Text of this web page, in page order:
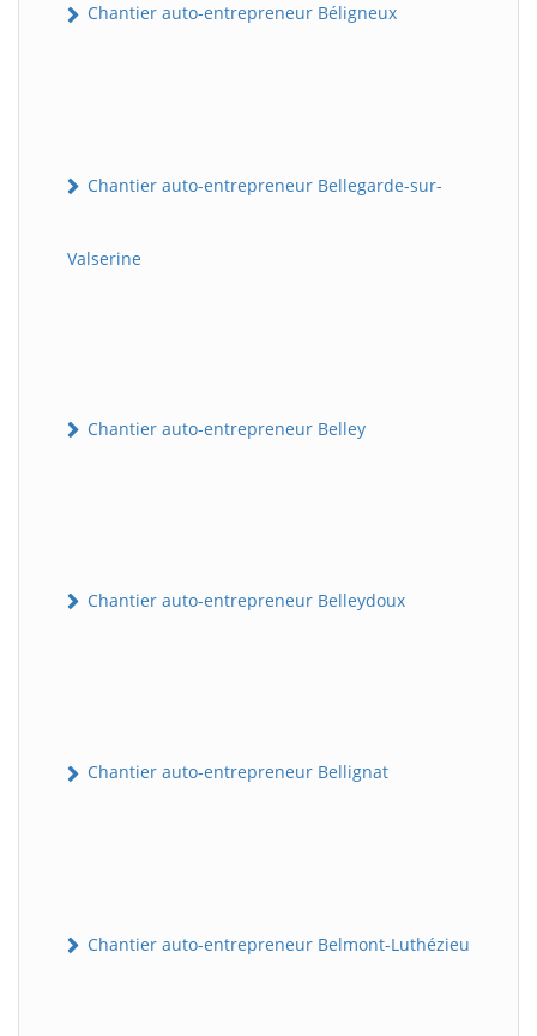
Chantier auto-entrepreneur Béligneux
Chantier auto-entrepreneur Bellegarde-sur-
Valserine
Chantier auto-entrepreneur Belley
Chantier auto-entrepreneur Belleydoux
Chantier auto-entrepreneur Bellignat
Chantier auto-entrepreneur Belmont-Luthézieu